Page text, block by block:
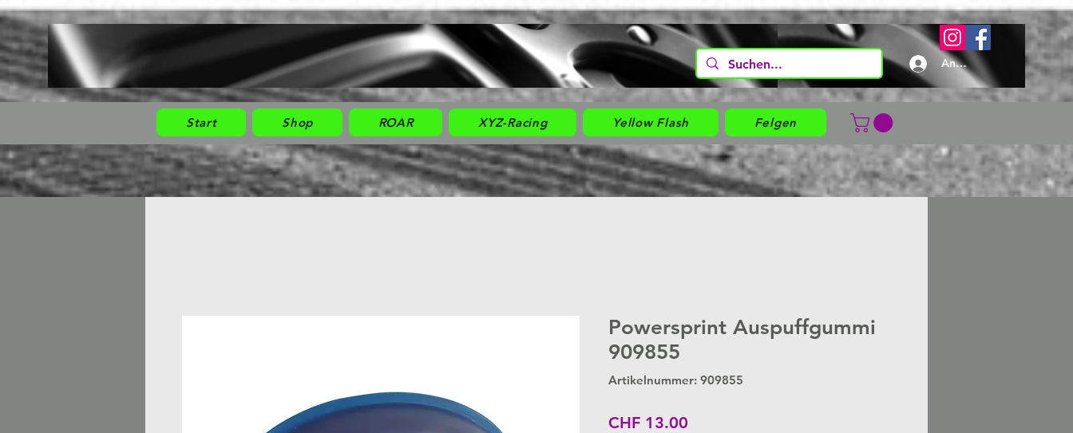
Anmelden
Start Shop ROAR XYZ-Racing Yellow Flash Felgen
Powersprint Auspuffgummi
909855
Artikelnummer: 909855
CHF 13.00